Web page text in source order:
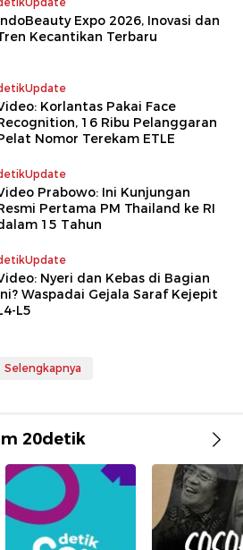
Expo 2026, Inovasi dan
Kecantikan Terbaru
Korlantas Pakai Face
16 Ribu Pelanggaran
Nomor Terekam ETLE
Prabowo: Ini Kunjungan
Pertama PM Thailand ke RI
15 Tahun
Nyeri dan Kebas di Bagian
Waspadai Gejala Saraf Kejepit
L5
Selengkapnya
20detik